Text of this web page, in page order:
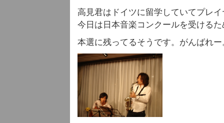
高見君はドイツに留学していてプレ
今日は日本音楽コンクールを受ける
本選に残ってるそうです。がんばれ